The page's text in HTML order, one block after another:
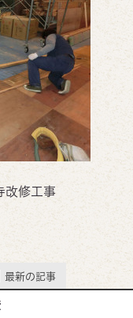
修工事
最新の記事